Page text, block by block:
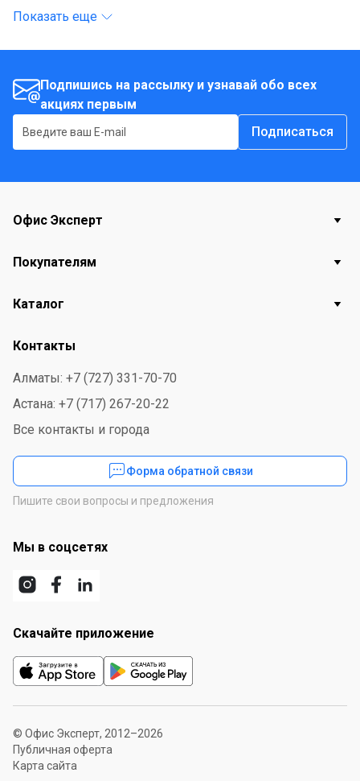
Показать еще
Подпишись на рассылку и узнавай обо всех
акциях первым
Подписаться
Офис Эксперт
Покупателям
Каталог
Контакты
Алматы: +7 (727) 331-70-70
Астана: +7 (717) 267-20-22
Все контакты и города
Форма обратной связи
Пишите свои вопросы и предложения
Мы в соцсетях
Скачайте приложение
© Офис Эксперт, 2012–2026
Публичная оферта
Карта сайта